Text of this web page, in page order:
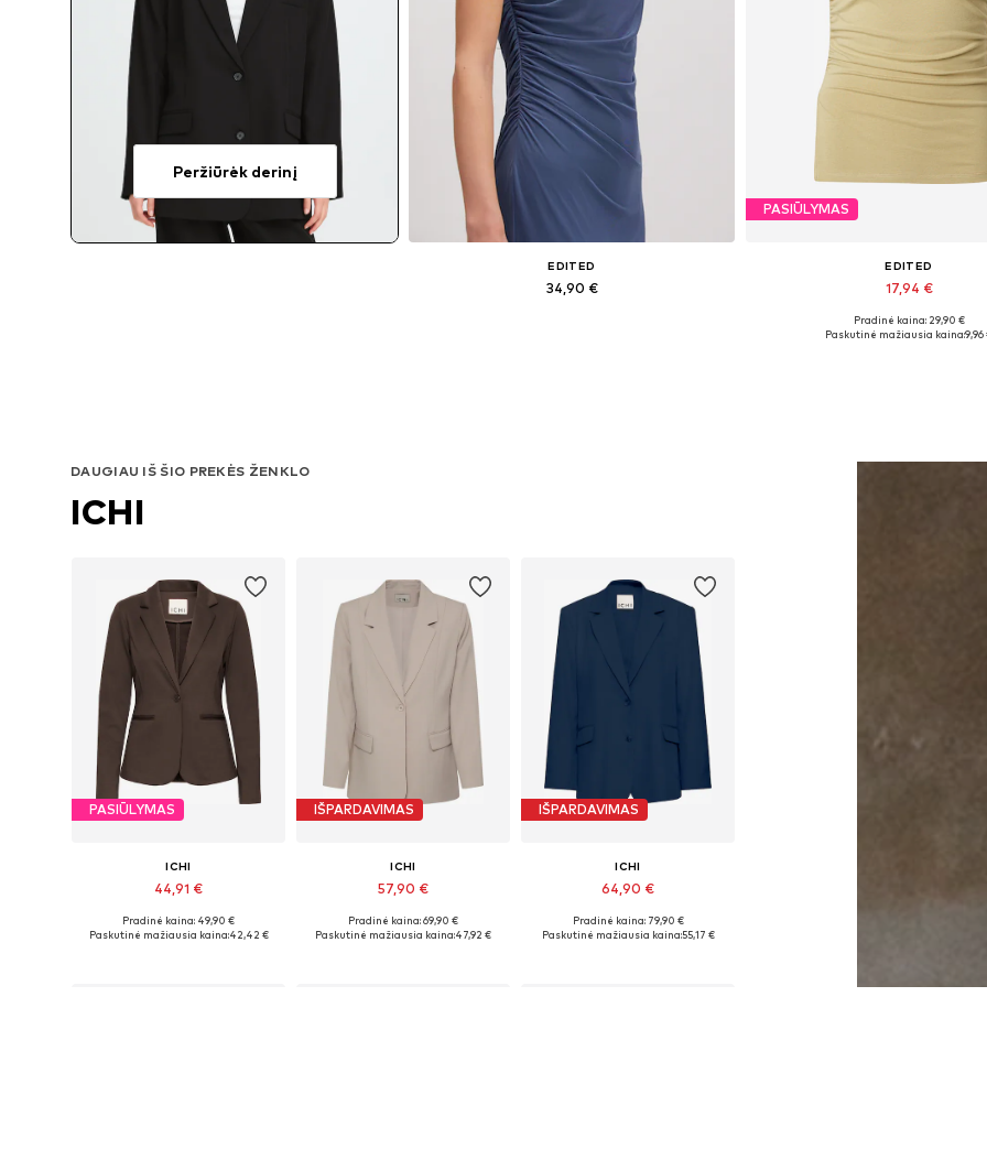
Peržiūrėk derinį
EDITED
34,90 €
PASIŪLYMAS
EDITED
17,94 €
Galimi dydžiai: XS, M
Pradinė kaina: 29,90 €
Paskutinė mažiausia kaina:9,96
DAUGIAU IŠ ŠIO PREKĖS ŽENKLO
ICHI
PASIŪLYMAS
ICHI
44,91 €
Pradinė kaina: 49,90 €
Paskutinė mažiausia kaina:42,42 €
IŠPARDAVIMAS
ICHI
57,90 €
Pradinė kaina: 69,90 €
Paskutinė mažiausia kaina:47,92 €
IŠPARDAVIMAS
ICHI
64,90 €
Pradinė kaina: 79,90 €
Paskutinė mažiausia kaina:55,17 €